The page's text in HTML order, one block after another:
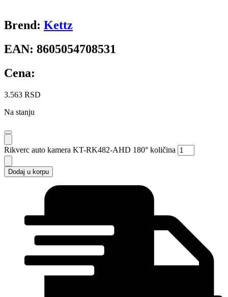
Brend: Kettz
EAN: 8605054708531
Cena:
3.563 RSD
Na stanju
Rikverc auto kamera KT-RK482-AHD 180° količina
Dodaj u korpu